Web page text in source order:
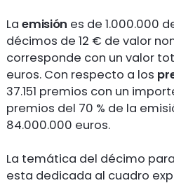
Laemisión es de 1.000.000
décimos de 12 € de valor
corresponde con un valor
euros. Con respecto a los
37.151 premios con un
premios del 70 % de la
84.000.000 euros.
La temática del décimo
esta dedicada al cuadro